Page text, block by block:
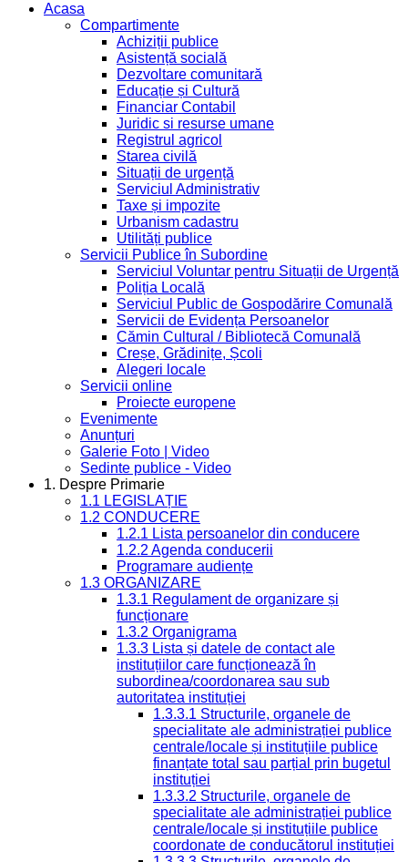
Acasa
Compartimente
Achiziții publice
Asistență socială
Dezvoltare comunitară
Educație și Cultură
Financiar Contabil
Juridic si resurse umane
Registrul agricol
Starea civilă
Situații de urgență
Serviciul Administrativ
Taxe și impozite
Urbanism cadastru
Utilități publice
Servicii Publice în Subordine
Serviciul Voluntar pentru Situații de Urgență
Poliția Locală
Serviciul Public de Gospodărire Comunală
Servicii de Evidența Persoanelor
Cămin Cultural / Bibliotecă Comunală
Creșe, Grădinițe, Școli
Alegeri locale
Servicii online
Proiecte europene
Evenimente
Anunțuri
Galerie Foto | Video
Sedinte publice - Video
1. Despre Primarie
1.1 LEGISLAȚIE
1.2 CONDUCERE
1.2.1 Lista persoanelor din conducere
1.2.2 Agenda conducerii
Programare audiențe
1.3 ORGANIZARE
1.3.1 Regulament de organizare și
funcționare
1.3.2 Organigrama
1.3.3 Lista și datele de contact ale
instituțiilor care funcționează în
subordinea/coordonarea sau sub
autoritatea instituției
1.3.3.1 Structurile, organele de
specialitate ale administrației publice
centrale/locale și instituțiile publice
finanțate total sau parțial prin bugetul
instituției
1.3.3.2 Structurile, organele de
specialitate ale administrației publice
centrale/locale și instituțiile publice
coordonate de conducătorul instituției